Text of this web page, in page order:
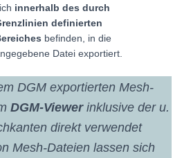
innerhalb des durch
definierten
befinden, in die
Datei exportiert.
DGM exportierten Mesh-
DGM-Viewer inklusive der u.
direkt verwendet
Mesh-Dateien lassen sich